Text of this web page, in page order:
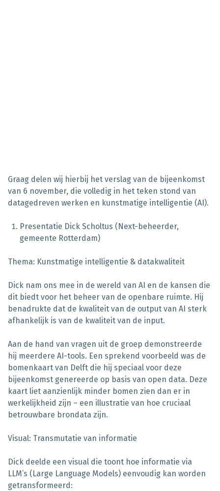
Graag delen wij hierbij het verslag van de bijeenkomst
van 6 november, die volledig in het teken stond van
datagedreven werken en kunstmatige intelligentie (AI).
Presentatie Dick Scholtus (Next-beheerder,
gemeente Rotterdam)
Thema: Kunstmatige intelligentie & datakwaliteit
Dick nam ons mee in de wereld van AI en de kansen die
dit biedt voor het beheer van de openbare ruimte. Hij
benadrukte dat de kwaliteit van de output van AI sterk
afhankelijk is van de kwaliteit van de input.
Aan de hand van vragen uit de groep demonstreerde
hij meerdere AI-tools. Een sprekend voorbeeld was de
bomenkaart van Delft die hij speciaal voor deze
bijeenkomst genereerde op basis van open data. Deze
kaart liet aanzienlijk minder bomen zien dan er in
werkelijkheid zijn – een illustratie van hoe cruciaal
betrouwbare brondata zijn.
Visual: Transmutatie van informatie
Dick deelde een visual die toont hoe informatie via
LLM’s (Large Language Models) eenvoudig kan worden
getransformeerd: